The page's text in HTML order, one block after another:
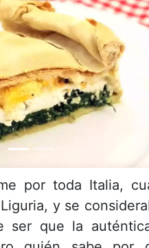
por toda Italia,
y se
ser que la